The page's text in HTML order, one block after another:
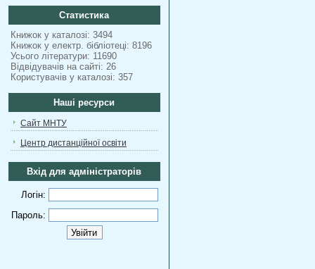
Статистика
Книжок у каталозі: 3494
Книжок у електр. бібліотеці: 8196
Усього літератури: 11690
Відвідувачів на сайті: 26
Користувачів у каталозі: 357
Наші ресурси
Сайт МНТУ
Центр дистанційної освіти
Вхід для адміністраторів
Логін:
Пароль: